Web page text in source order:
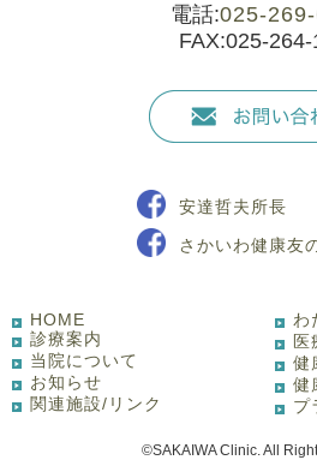
電話:025-
FAX:025-
安達哲夫所長
さかいわ健康友
HOME
診療案内
当院について
お知らせ
関連施設/リンク
わ
医
健
健
プ
©SAKAIWA Clinic. All